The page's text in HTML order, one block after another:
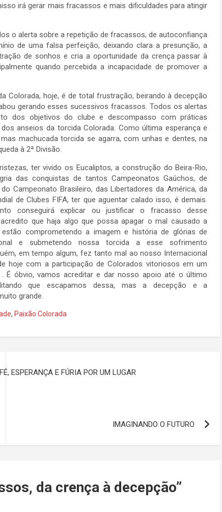
irá gerar mais fracassos e mais dificuldades para atingir
o alerta sobre a repetição de fracassos, de autoconfiança
de uma falsa perfeição, deixando clara a presunção, a
de sonhos e cria a oportunidade da crença passar à
quando percebida a incapacidade de promover a
Colorada, hoje, é de total frustração, beirando à decepção
gerando esses sucessivos fracassos. Todos os alertas
dos objetivos do clube e descompasso com práticas
anseios da torcida Colorada. Como última esperança e
machucada torcida se agarra, com unhas e dentes, na
à 2ª Divisão.
ter vivido os Eucaliptos, a construção do Beira-Rio,
das conquistas de tantos Campeonatos Gaúchos, de
Campeonato Brasileiro, das Libertadores da América, da
de Clubes FIFA, ter que aguentar calado isso, é demais.
conseguirá explicar ou justificar o fracasso desse
que haja algo que possa apagar o mal causado a
comprometendo a imagem e história de glórias de
e submetendo nossa torcida a esse sofrimento
em tempo algum, fez tanto mal ao nosso Internacional
hoje com a participação de Colorados vitoriosos em um
. É óbvio, vamos acreditar e dar nosso apoio até o último
que escapamos dessa, mas a decepção e a
grande.
, Paixão Colorada
ESPERANÇA E FÚRIA POR UM LUGAR
IMAGINANDO O FUTURO
da crença à decepção”